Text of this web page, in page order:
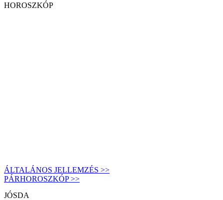
HOROSZKÓP
ÁLTALÁNOS JELLEMZÉS >>
PÁRHOROSZKÓP >>
JÓSDA